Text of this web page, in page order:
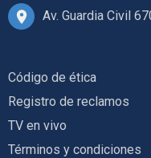
Av. Guardia Civil
Código de ética
Registro de reclamos
TV en vivo
Términos y condiciones